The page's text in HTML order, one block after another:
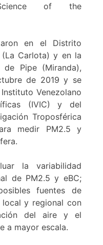
of the
en el Distrito
Carlota) y en la
Pipe (Miranda),
de 2019 y se
Venezolano
(IVIC) y del
Troposférica
medir PM2.5 y
la variabilidad
de PM2.5 y eBC;
fuentes de
y regional con
del aire y el
a mayor escala.